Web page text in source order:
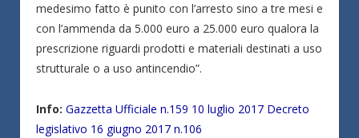
medesimo fatto è punito con l’arresto sino a tre mesi e
con l’ammenda da 5.000 euro a 25.000 euro qualora la
prescrizione riguardi prodotti e materiali destinati a uso
strutturale o a uso antincendio”.
Info: Gazzetta Ufficiale n.159 10 luglio 2017 Decreto
legislativo 16 giugno 2017 n.106